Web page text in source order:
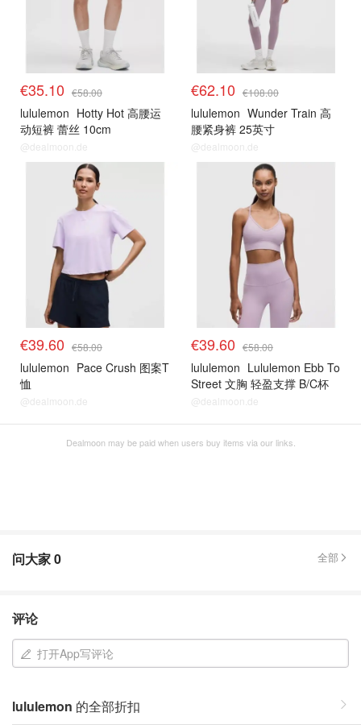
€35.10 €58.00
lululemon Hotty Hot 高腰运
动短裤 蕾丝 10cm
@dealmoon.de
€62.10 €108.00
lululemon Wunder Train 高
腰紧身裤 25英寸
@dealmoon.de
€39.60 €58.00
lululemon Pace Crush 图案T
恤
@dealmoon.de
€39.60 €58.00
lululemon Lululemon Ebb To
Street 文胸 轻盈支撑 B/C杯
@dealmoon.de
Dealmoon may be paid when users buy items via our links.
问大家0 全部
评论
打开App写评论
lululemon 的全部折扣